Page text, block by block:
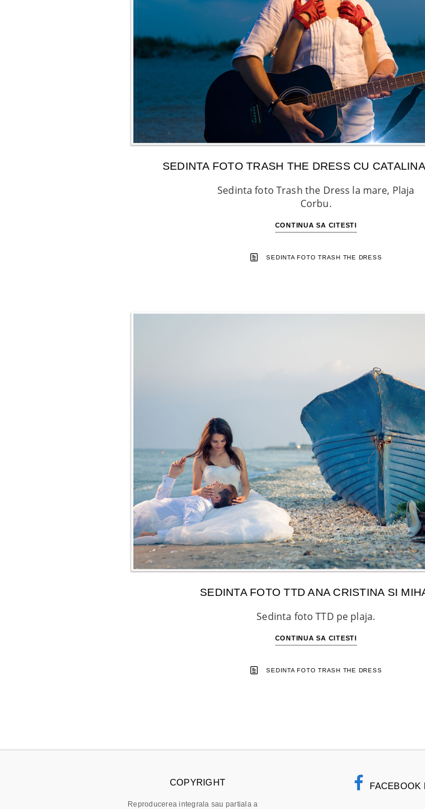
SEDINTA FOTO TRASH THE DRESS CU
Sedinta foto Trash the Dress la mare, Plaja
Corbu.
CONTINUA SA CITESTI
SEDINTA FOTO TRASH THE DRESS
SEDINTA FOTO TTD ANA CRISTINA SI
Sedinta foto TTD pe plaja.
CONTINUA SA CITESTI
SEDINTA FOTO TRASH THE DRESS
COPYRIGHT
Reproducerea integrala sau partiala a
FACEBOOK